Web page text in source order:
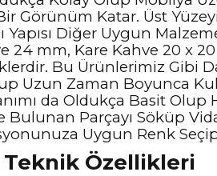
Görünüm Katar. Üst
Diğer Uygun
24 mm, Kare Kahve 20 x
Bu Ürünlerimiz Gibi
Uzun Zaman Boyunca
da Oldukça Basit
Bulunan Parçayı Söküp
Uygun Renk
Teknik Özellikleri